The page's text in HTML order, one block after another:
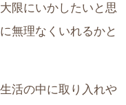
限にいかしたいと思
無理なくいれるかと
活の中に取り入れや